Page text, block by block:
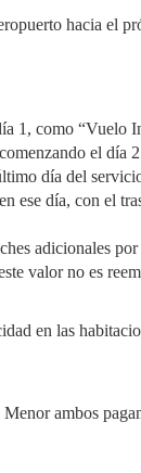
hacia el
1, como “Vuelo
el día
día del
ese día, con el
adicionales
valor no es
en las
ambos